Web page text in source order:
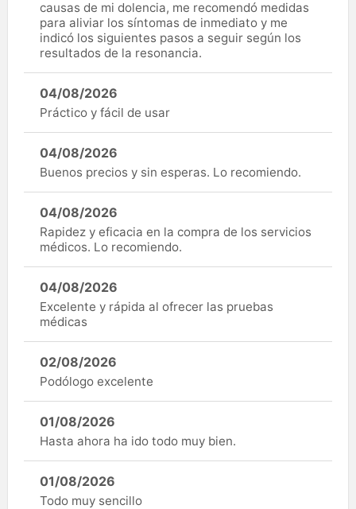
causas de mi dolencia, me recomendó medidas
para aliviar los síntomas de inmediato y me
indicó los siguientes pasos a seguir según los
resultados de la resonancia.
04/08/2026
Práctico y fácil de usar
04/08/2026
Buenos precios y sin esperas. Lo recomiendo.
04/08/2026
Rapidez y eficacia en la compra de los servicios
médicos. Lo recomiendo.
04/08/2026
Excelente y rápida al ofrecer las pruebas
médicas
02/08/2026
Podólogo excelente
01/08/2026
Hasta ahora ha ido todo muy bien.
01/08/2026
Todo muy sencillo